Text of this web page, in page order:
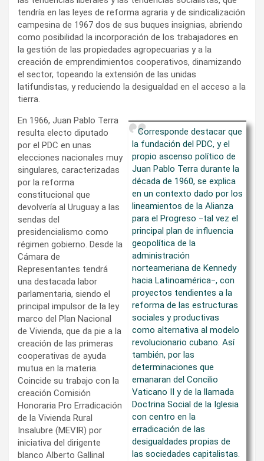
tendría en las leyes de reforma agraria y de sindicalización
campesina de 1967 dos de sus buques insignias, abriendo
como posibilidad la incorporación de los trabajadores en
la gestión de las propiedades agropecuarias y a la
creación de emprendimientos cooperativos, dinamizando
el sector, topeando la extensión de las unidas
latifundistas, y reduciendo la desigualdad en el acceso a la
tierra.
Corresponde destacar que
la fundación del PDC, y el
propio ascenso político de
Juan Pablo Terra durante la
década de 1960, se explica
en un contexto dado por los
lineamientos de la Alianza
para el Progreso ‒tal vez el
principal plan de influencia
geopolítica de la
administración
norteameriana de Kennedy
hacia Latinoamérica‒, con
proyectos tendientes a la
reforma de las estructuras
sociales y productivas
como alternativa al modelo
revolucionario cubano. Así
también, por las
determinaciones que
emanaran del Concilio
Vaticano II y de la llamada
Doctrina Social de la Iglesia
con centro en la
erradicación de las
desigualdades propias de
las sociedades capitalistas.
En 1966, Juan Pablo Terra
resulta electo diputado
por el PDC en unas
elecciones nacionales muy
singulares, caracterizadas
por la reforma
constitucional que
devolvería al Uruguay a las
sendas del
presidencialismo como
régimen gobierno. Desde la
Cámara de
Representantes tendrá
una destacada labor
parlamentaria, siendo el
principal impulsor de la ley
marco del Plan Nacional
de Vivienda, que da pie a la
creación de las primeras
cooperativas de ayuda
mutua en la materia.
Coincide su trabajo con la
creación Comisión
Honoraria Pro Erradicación
de la Vivienda Rural
Insalubre (MEVIR) por
iniciativa del dirigente
blanco Alberto Gallinal